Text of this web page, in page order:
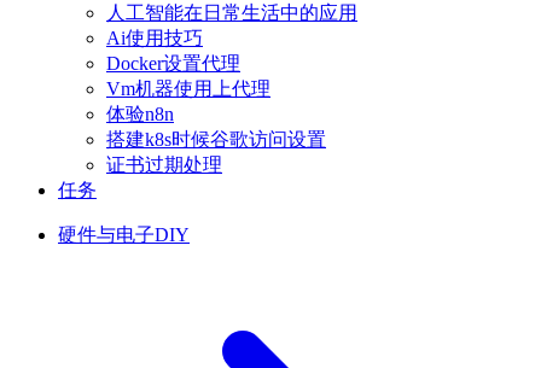
人工智能在日常生活中的应用
Ai使用技巧
Docker设置代理
Vm机器使用上代理
体验n8n
搭建k8s时候谷歌访问设置
证书过期处理
任务
硬件与电子DIY